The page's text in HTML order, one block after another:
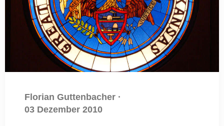
Florian Guttenbacher ·
03 Dezember 2010